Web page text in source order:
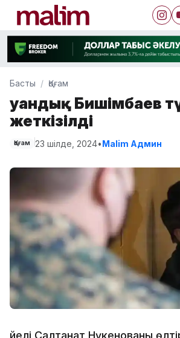
Басты Қоғам
Қуандық Бишімбаев
жеткізілді
Қоғам 23 шілде, 2024•Malim Админ
Әйелі Салтанат Нүкенованы